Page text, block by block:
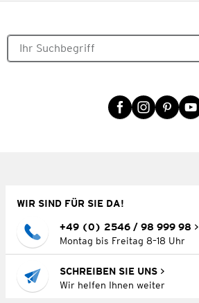
WIR SIND FÜR SIE DA!
+49 (0) 2546 / 98 999 98
Montag bis Freitag 8–18 Uhr
SCHREIBEN SIE UNS
Wir helfen Ihnen weiter